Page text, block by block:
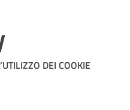
DEI COOKIE